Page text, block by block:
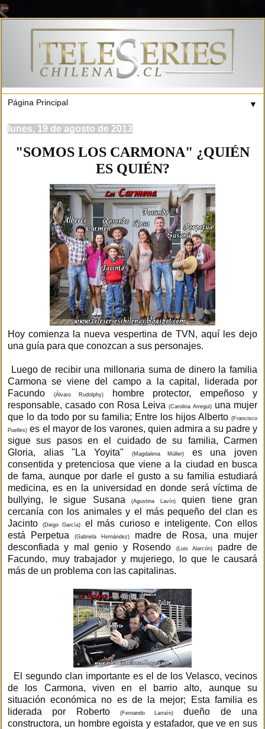
▼
lunes, 19 de agosto de 2013
"SOMOS LOS CARMONA" ¿QUIÉN
ES QUIÉN?
Hoy comienza la nueva vespertina de TVN, aquí les dejo
una guía para que conozcan a sus personajes.
Luego de recibir una millonaria suma de dinero la familia
Carmona se viene del campo a la capital, liderada por
Facundo
(Álvaro Rudolphy)
hombre protector, empeñoso y
responsable, casado con Rosa Leiva (Carolina Arregui) una mujer
que lo da todo por su familia; Entre los hijos Alberto (Francisco
Puelles) es el mayor de los varones, quien admira a su padre y
sigue sus pasos en el cuidado de su familia, Carmen
Gloria, alias "La Yoyita"
(Magdalena Müller)
es una joven
consentida y pretenciosa que viene a la ciudad en busca
de fama, aunque por darle el gusto a su familia estudiará
medicina, es en la universidad en donde será víctima de
bullying, le sigue Susana
(Agustina Lavín)quien tiene gran
cercanía con los animales y el más pequeño del clan es
Jacinto
(Diego García)
el más curioso e inteligente. Con ellos
está Perpetua
(Gabriela Hernández)madre de Rosa, una mujer
desconfiada y mal genio y Rosendo
(Luis Alarcón)
padre de
Facundo, muy trabajador y mujeriego, lo que le causará
más de un problema con las capitalinas.
El segundo clan importante es el de los Velasco, vecinos
de los Carmona, viven en el barrio alto, aunque su
situación económica no es de la mejor; Esta familia es
liderada por Roberto
(Fernando Larraín)
dueño de una
constructora, un hombre egoista y estafador, que ve en sus